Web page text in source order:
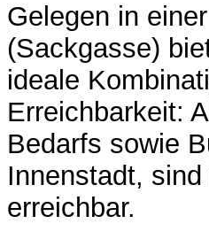
Gelegen in
(Sackgasse)
ideale
Erreichbarkeit:
Bedarfs sowie
Innenstadt,
erreichbar.